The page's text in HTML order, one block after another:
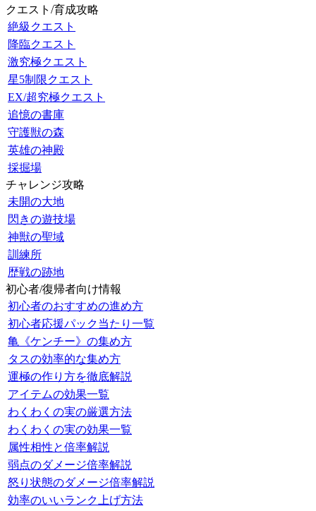
クエスト/育成攻略
絶級クエスト
降臨クエスト
激究極クエスト
星5制限クエスト
EX/超究極クエスト
追憶の書庫
守護獣の森
英雄の神殿
採掘場
チャレンジ攻略
未開の大地
閃きの遊技場
神獣の聖域
訓練所
歴戦の跡地
初心者/復帰者向け情報
初心者のおすすめの進め方
初心者応援パック当たり一覧
亀《ケンチー》の集め方
タスの効率的な集め方
運極の作り方を徹底解説
アイテムの効果一覧
わくわくの実の厳選方法
わくわくの実の効果一覧
属性相性と倍率解説
弱点のダメージ倍率解説
怒り状態のダメージ倍率解説
効率のいいランク上げ方法